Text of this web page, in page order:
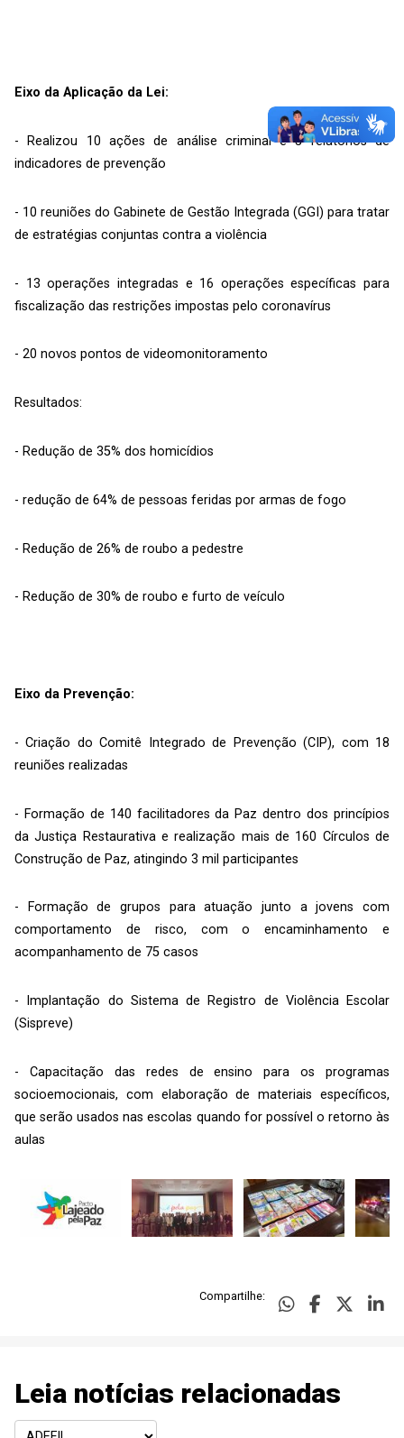
Eixo da Aplicação da Lei:
- Realizou 10 ações de análise criminal e 5 relatórios de
indicadores de prevenção
- 10 reuniões do Gabinete de Gestão Integrada (GGI) para tratar
de estratégias conjuntas contra a violência
- 13 operações integradas e 16 operações específicas para
fiscalização das restrições impostas pelo coronavírus
- 20 novos pontos de videomonitoramento
Resultados:
- Redução de 35% dos homicídios
- redução de 64% de pessoas feridas por armas de fogo
- Redução de 26% de roubo a pedestre
- Redução de 30% de roubo e furto de veículo
Eixo da Prevenção:
- Criação do Comitê Integrado de Prevenção (CIP), com 18
reuniões realizadas
- Formação de 140 facilitadores da Paz dentro dos princípios
da Justiça Restaurativa e realização mais de 160 Círculos de
Construção de Paz, atingindo 3 mil participantes
- Formação de grupos para atuação junto a jovens com
comportamento de risco, com o encaminhamento e
acompanhamento de 75 casos
- Implantação do Sistema de Registro de Violência Escolar
(Sispreve)
- Capacitação das redes de ensino para os programas
socioemocionais, com elaboração de materiais específicos,
que serão usados nas escolas quando for possível o retorno às
aulas
Compartilhe:
Leia notícias relacionadas